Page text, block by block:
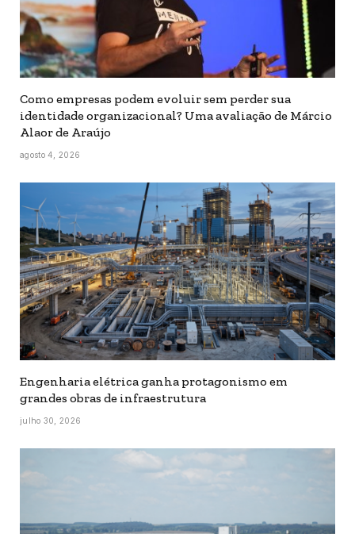
Como empresas podem evoluir sem perder sua
identidade organizacional? Uma avaliação de Márcio
Alaor de Araújo
agosto 4, 2026
Engenharia elétrica ganha protagonismo em
grandes obras de infraestrutura
julho 30, 2026